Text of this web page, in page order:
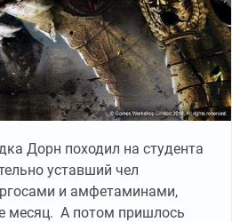
Дорн походил на студента
уставший чел
и амфетаминами,
месяц. А потом пришлось